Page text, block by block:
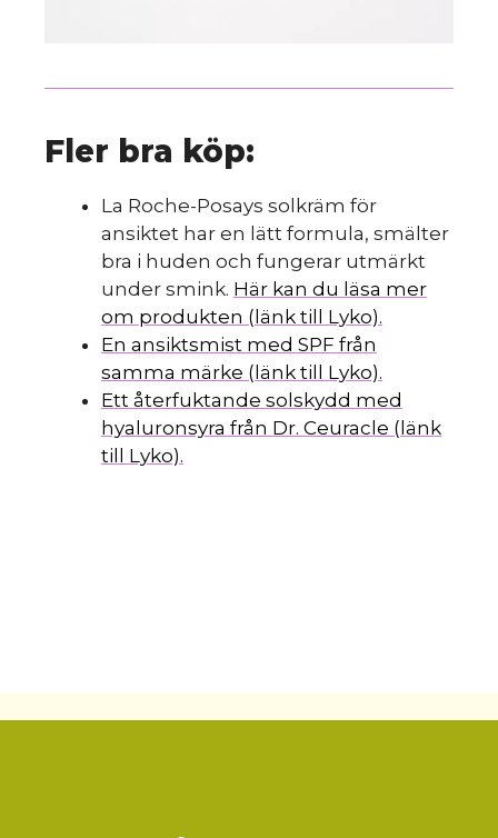
Fler bra köp:
La Roche-Posays solkräm för
ansiktet har en lätt formula, smälter
bra i huden och fungerar utmärkt
under smink. Här kan du läsa mer
om produkten (länk till Lyko).
En ansiktsmist med SPF från
samma märke (länk till Lyko).
Ett återfuktande solskydd med
hyaluronsyra från Dr. Ceuracle (länk
till Lyko).